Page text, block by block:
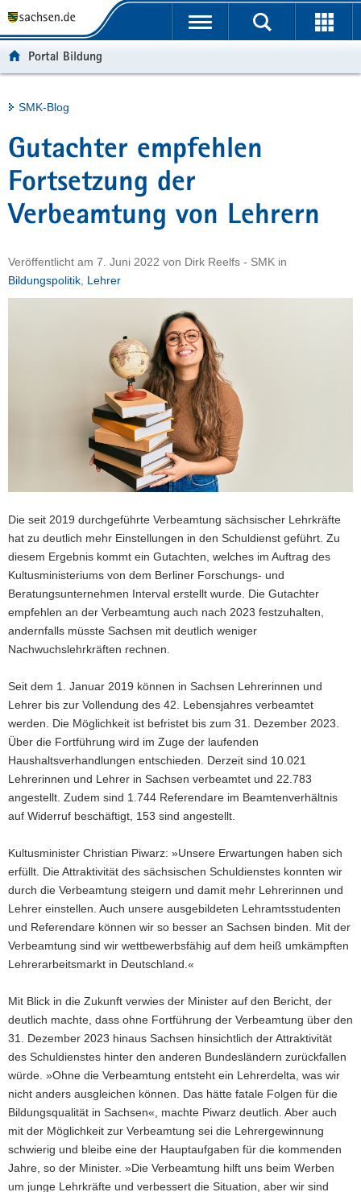
t
b
e
r
r
f
e
i
n
u
n
h
a
t
e
v
c
e
Portalübergreifende
Portal Bildung
Hauptinhalt
SMK-Blog
Gutachter empfehlen
Fortsetzung der
Verbeamtung von Lehrern
Veröffentlicht am 7. Juni 2022 von Dirk Reelfs - SMK in
Bildungspolitik Lehrer
Die seit 2019 durchgeführte Verbeamtung sächsischer Lehrkräfte
hat zu deutlich mehr Einstellungen in den Schuldienst geführt. Zu
diesem Ergebnis kommt ein Gutachten, welches im Auftrag des
Kultusministeriums von dem Berliner Forschungs- und
Beratungsunternehmen Interval erstellt wurde. Die Gutachter
empfehlen an der Verbeamtung auch nach 2023 festzuhalten,
andernfalls müsste Sachsen mit deutlich weniger
Nachwuchslehrkräften rechnen.
Seit dem 1. Januar 2019 können in Sachsen Lehrerinnen und
Lehrer bis zur Vollendung des 42. Lebensjahres verbeamtet
werden. Die Möglichkeit ist befristet bis zum 31. Dezember 2023.
Über die Fortführung wird im Zuge der laufenden
Haushaltsverhandlungen entschieden. Derzeit sind 10.021
Lehrerinnen und Lehrer in Sachsen verbeamtet und 22.783
angestellt. Zudem sind 1.744 Referendare im Beamtenverhältnis
auf Widerruf beschäftigt, 153 sind angestellt.
Kultusminister Christian Piwarz: »Unsere Erwartungen haben sich
erfüllt. Die Attraktivität des sächsischen Schuldienstes konnten wir
durch die Verbeamtung steigern und damit mehr Lehrerinnen und
Lehrer einstellen. Auch unsere ausgebildeten Lehramtsstudenten
und Referendare können wir so besser an Sachsen binden. Mit der
Verbeamtung sind wir wettbewerbsfähig auf dem heiß umkämpften
Lehrerarbeitsmarkt in Deutschland.«
Mit Blick in die Zukunft verwies der Minister auf den Bericht, der
deutlich machte, dass ohne Fortführung der Verbeamtung über den
31. Dezember 2023 hinaus Sachsen hinsichtlich der Attraktivität
des Schuldienstes hinter den anderen Bundesländern zurückfallen
würde. »Ohne die Verbeamtung entsteht ein Lehrerdelta, was wir
nicht anders ausgleichen können. Das hätte fatale Folgen für die
Bildungsqualität in Sachsen«, machte Piwarz deutlich. Aber auch
mit der Möglichkeit zur Verbeamtung sei die Lehrergewinnung
schwierig und bleibe eine der Hauptaufgaben für die kommenden
Jahre, so der Minister. »Die Verbeamtung hilft uns beim Werben
um junge Lehrkräfte und verbessert die Situation, aber wir sind